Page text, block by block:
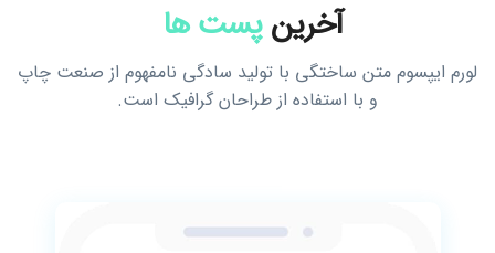
آخرین پست ها
لورم ایپسوم متن ساختگی با تولید سادگی نامفهوم از صنعت چاپ
و با استفاده از طراحان گرافیک است.